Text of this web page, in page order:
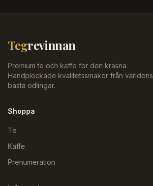
Tegrevinnan
Premium te och kaffe för den kräsna.
Handplockade kvalitetssmaker från världens
bästa odlingar.
Shoppa
Te
Kaffe
Prenumeration